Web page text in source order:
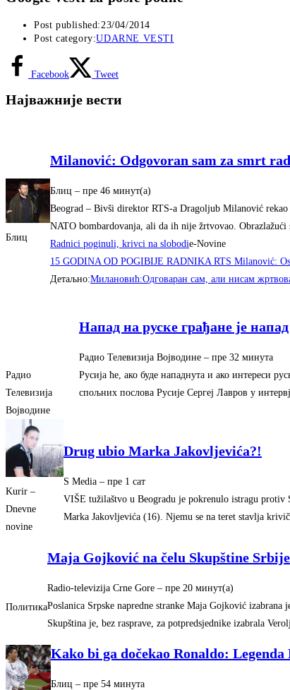
Post published:23/04/2014
Post category:UDARNE VESTI
Facebook Tweet
Најважније вести
Блиц
Milanović: Odgovoran sam za smrt
Блиц – ‎пре 46 минут(а)‎
Beograd – Bivši direktor RTS-a Dragoljub Milanović
NATO bombardovanja, ali da ih nije žrtvovao.
Radnici poginuli, krivci na slobodie-Novine
15 GODINA OD POGIBIJE RADNIKA RTS Milanović:
Детаљно:Милановић:Одговаран сам, али нисам
Радио
Телевизија
Војводине
Напад на руске грађане је
Радио Телевизија Војводине – ‎пре 32 минута‎
Русија ће, ако буде нападнута и ако интереси
спољних послова Русије Сергеј Лавров у
Kurir –
Dnevne
novine
Drug ubio Marka Jakovljevića?!
S Media – ‎пре 1 сат‎
VIŠE tužilaštvo u Beogradu je pokrenulo istragu protiv
Marka Jakovljevića (16). Njemu se na teret stavlja
Политика
Maja Gojković na čelu Skupštine Srbije
Radio-televizija Crne Gore – ‎пре 20 минут(а)‎
Poslanica Srpske napredne stranke Maja Gojković izabrana
Skupština je, bez rasprave, za potpredsjednike izabrala
Kako bi ga dočekao Ronaldo:
Блиц – ‎пре 54 минута‎